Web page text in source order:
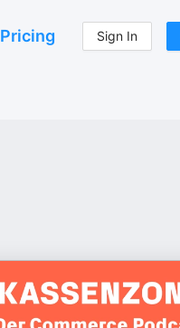
Pricing Sign In